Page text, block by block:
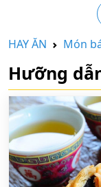
HAY ĂN Món
Hưỡng